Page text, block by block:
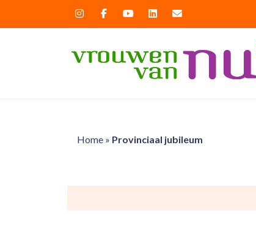
Home» Provinciaal jubileum